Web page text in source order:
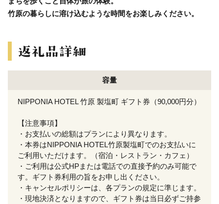
竹原の暮らしに溶け込むような時間をお楽しみください。
容量
NIPPONIA HOTEL 竹原 製塩町 ギフト券（90,000円分）
【注意事項】
・お支払いの総額はプランにより異なります。
・本券はNIPPONIA HOTEL竹原製塩町でのお支払いに
ご利用いただけます。（宿泊・レストラン・カフェ）
・ご利用は公式HPまたは電話での直接予約のみ可能で
す。ギフト券利用の旨をお申し出ください。
・キャンセルポリシーは、各プランの規定に準じます。
・現地決済となりますので、ギフト券は当日必ずご持参